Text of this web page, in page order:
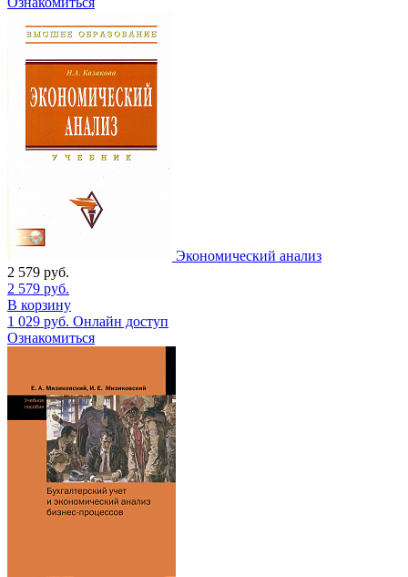
Экономический анализ
2 579 руб.
2 579 руб.
В корзину
1 029 руб. Онлайн доступ
Ознакомиться